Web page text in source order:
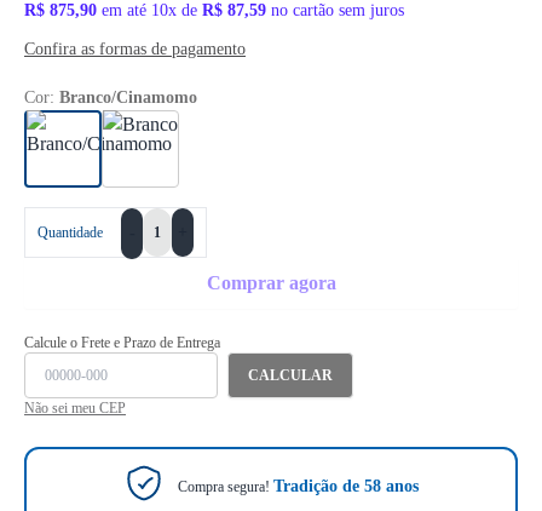
R$ 875,90 em até 10x de R$ 87,59 no cartão sem juros
Confira as formas de pagamento
Cor: Branco/Cinamomo
Quantidade
Comprar agora
Calcule o Frete e Prazo de Entrega
CALCULAR
Não sei meu CEP
Compra segura! Tradição de 58 anos